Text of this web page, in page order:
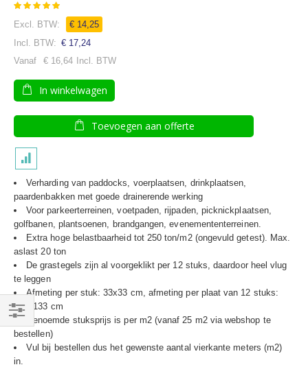
Waardering:
98
100
€ 14,25
Speciale
€ 17,24
Vanaf
€ 16,64
In winkelwagen
Toevoegen aan offerte
Verharding van paddocks, voerplaatsen, drinkplaatsen,
paardenbakken met goede drainerende werking
Voor parkeerterreinen, voetpaden, rijpaden, picknickplaatsen,
golfbanen, plantsoenen, brandgangen, evenemententerreinen.
Extra hoge belastbaarheid tot 250 ton/m2 (ongevuld getest). Max.
aslast 20 ton
De grastegels zijn al voorgeklikt per 12 stuks, daardoor heel vlug
te leggen
Afmeting per stuk: 33x33 cm, afmeting per plaat van 12 stuks:
100x133 cm
Genoemde stuksprijs is per m2 (vanaf 25 m2 via webshop te
bestellen)
Vul bij bestellen dus het gewenste aantal vierkante meters (m2)
in.
Filteren